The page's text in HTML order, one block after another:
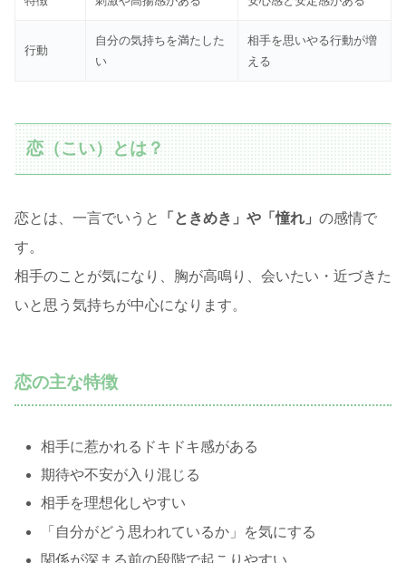
行動
自分の気持ちを満たした
い
相手を思いやる行動が増
える
恋（こい）とは？
恋とは、一言でいうと 「ときめき」や「憧れ」 の感情で
す。
相手のことが気になり、胸が高鳴り、会いたい・近づきた
いと思う気持ちが中心になります。
恋の主な特徴
相手に惹かれるドキドキ感がある
期待や不安が入り混じる
相手を理想化しやすい
「自分がどう思われているか」を気にする
関係が深まる前の段階で起こりやすい